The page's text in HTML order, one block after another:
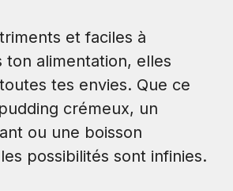
et faciles à
ton alimentation, elles
tes envies. Que ce
crémeux, un
ou une boisson
possibilités sont infinies.